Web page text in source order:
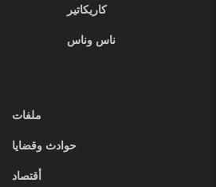
كاريكاتير
ناس وناس
ملفات
حوادث وقضايا
أقتصاد